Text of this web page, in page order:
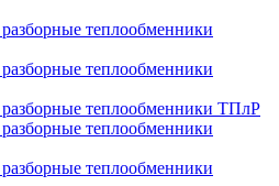
теплообменники
теплообменники
теплообменники ТПлР
теплообменники
теплообменники